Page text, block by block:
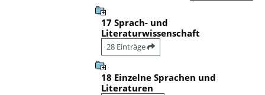
17 Sprach- und
Literaturwissenschaft
28 Einträge
18 Einzelne Sprachen und
Literaturen